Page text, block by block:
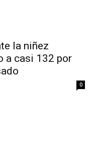
la niñez
a casi 132 por
0